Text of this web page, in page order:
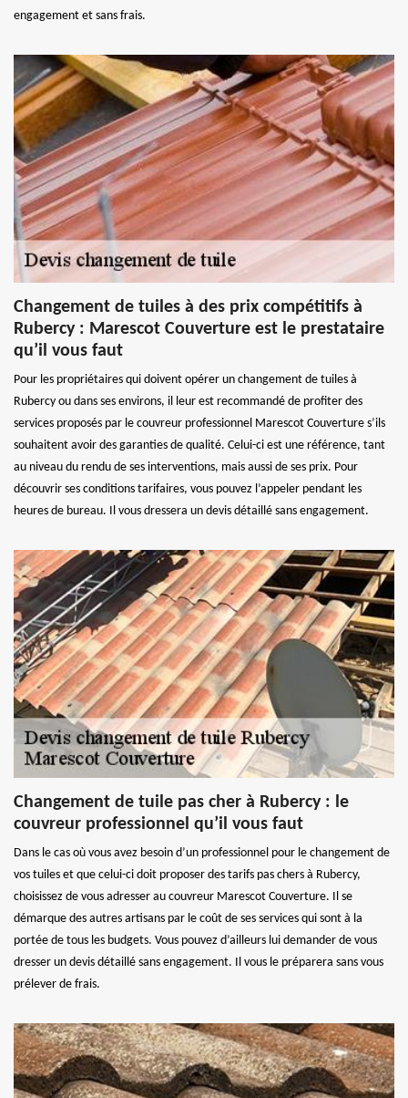
engagement et sans frais.
Changement de tuiles à des prix compétitifs à
Rubercy : Marescot Couverture est le prestataire
qu’il vous faut
Pour les propriétaires qui doivent opérer un changement de tuiles à
Rubercy ou dans ses environs, il leur est recommandé de profiter des
services proposés par le couvreur professionnel Marescot Couverture s’ils
souhaitent avoir des garanties de qualité. Celui-ci est une référence, tant
au niveau du rendu de ses interventions, mais aussi de ses prix. Pour
découvrir ses conditions tarifaires, vous pouvez l’appeler pendant les
heures de bureau. Il vous dressera un devis détaillé sans engagement.
Changement de tuile pas cher à Rubercy : le
couvreur professionnel qu’il vous faut
Dans le cas où vous avez besoin d’un professionnel pour le changement de
vos tuiles et que celui-ci doit proposer des tarifs pas chers à Rubercy,
choisissez de vous adresser au couvreur Marescot Couverture. Il se
démarque des autres artisans par le coût de ses services qui sont à la
portée de tous les budgets. Vous pouvez d’ailleurs lui demander de vous
dresser un devis détaillé sans engagement. Il vous le préparera sans vous
prélever de frais.